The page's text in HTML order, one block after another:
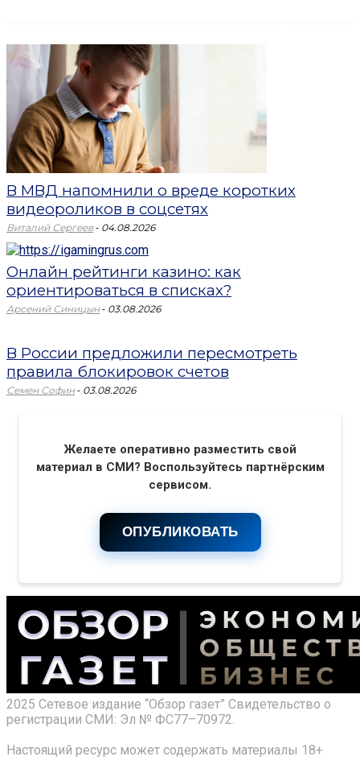
В МВД напомнили о вреде коротких
видеороликов в соцсетях
Виталий Сергеев - 04.08.2026
Онлайн рейтинги казино: как
ориентироваться в списках?
Арсений Синицын - 03.08.2026
В России предложили пересмотреть
правила блокировок счетов
Семен Софин - 03.08.2026
Желаете оперативно разместить свой
материал в СМИ? Воспользуйтесь партнёрским
сервисом.
ОПУБЛИКОВАТЬ
2025 Сетевое издание “Обзор газет” Свидетельство о
регистрации СМИ: Эл № ФС77–70972.
Настоящий ресурс может содержать материалы 18+